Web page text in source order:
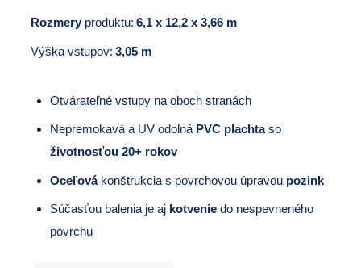
Rozmeryproduktu: 6,1 x 12,2 x 3,66 m
Výška vstupov: 3,05 m
Otvárateľné vstupy na oboch stranách
Nepremokavá a UV odolná PVC plachtaso
životnosťou 20+ rokov
Oceľovákonštrukcia s povrchovou úpravou pozink
Súčasťou balenia je aj kotveniedo nespevneného
povrchu